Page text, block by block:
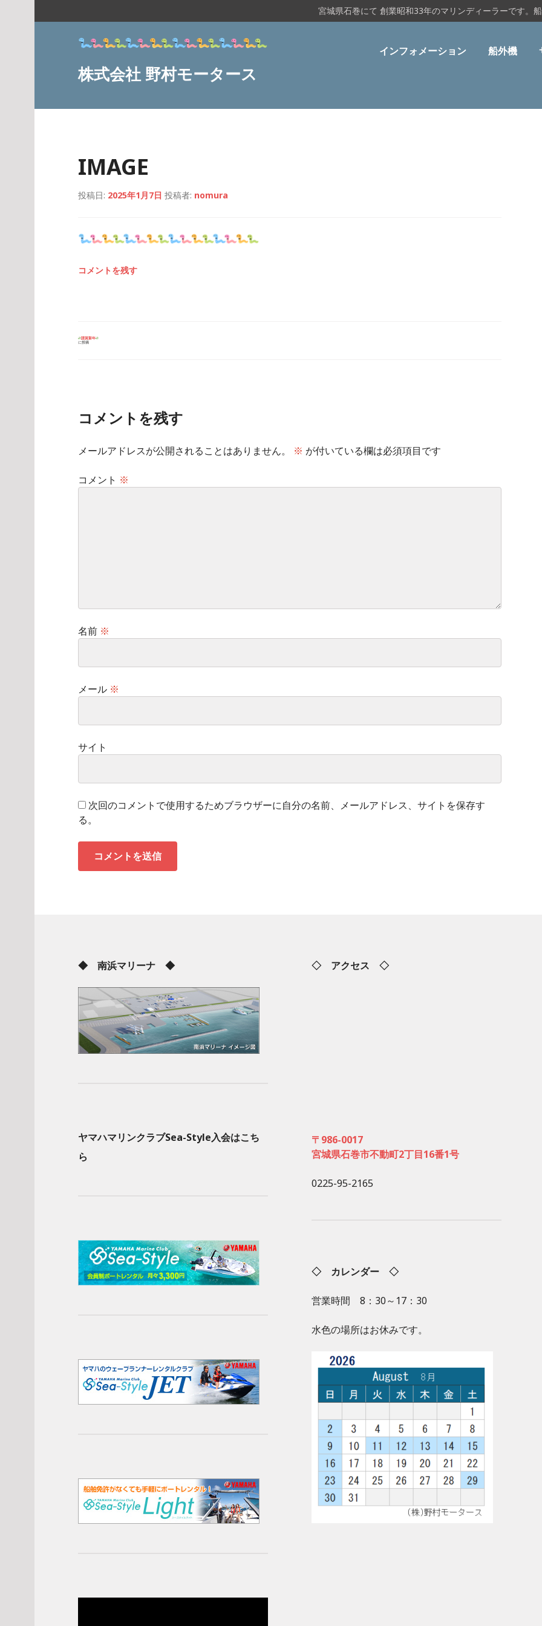
ン
キ
宮城県石巻にて 創業昭和33年のマリンディーラーです。
株式会社 野村モータース
インフォメーション 船外機
IMAGE
投稿日: 2025年1月7日 投稿者: nomura
コメントを残す
投謹賀新年
に投稿
コメントを残す
メールアドレスが公開されることはありません。 ※ が付いている欄は必須項目です
コメント ※
名前 ※
メール ※
サイト
次回のコメントで使用するためブラウザーに自分の名前、メールアドレス、サイトを保存す
る。
◆ 南浜マリーナ ◆
ヤマハマリンクラブSea-Style入会はこち
ら
◇ アクセス ◇
〒986-0017
宮城県石巻市不動町2丁目16番1号
0225-95-2165
◇ カレンダー ◇
営業時間 8：30～17：30
水色の場所はお休みです。